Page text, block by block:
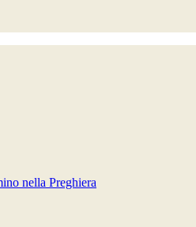
nella Preghiera